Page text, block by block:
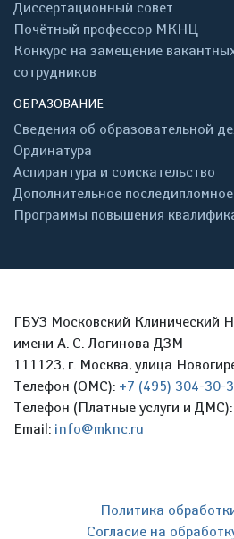
Диссертационный совет
Почётный профессор МКНЦ
Конкурс на замещение
сотрудников
ОБРАЗОВАНИЕ
Сведения об образовательной
Ординатура
Аспирантура и соискательство
Дополнительное
Программы повышения
ГБУЗ Московский Клинический
имени А. С. Логинова ДЗМ
111123, г. Москва, улица
Телефон (ОМС): +7 (495) 304-30-
Телефон (Платные услуги и ДМС):
Email: info@mknc.ru
Политика
Согласие на